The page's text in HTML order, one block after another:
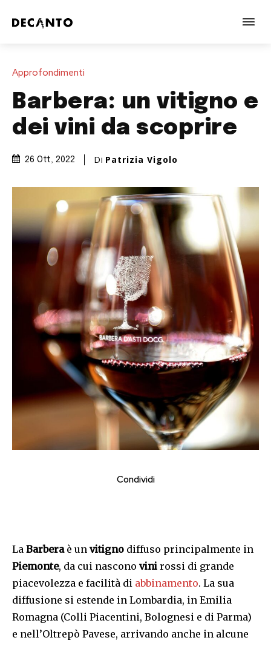
Approfondimenti
Barbera: un vitigno e
dei vini da scoprire
26 Ott, 2022 Di Patrizia Vigolo
Condividi
La Barberaè un vitigno diffuso principalmente in
Piemonte, da cui nascono vini rossi di grande
piacevolezza e facilità di abbinamento. La sua
diffusione si estende in Lombardia, in Emilia
Romagna (Colli Piacentini, Bolognesi e di Parma)
e nell’Oltrepò Pavese, arrivando anche in alcune